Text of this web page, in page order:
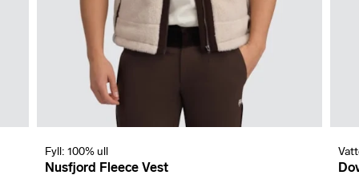
Fyll: 100% ull
Nusfjord Fleece Vest